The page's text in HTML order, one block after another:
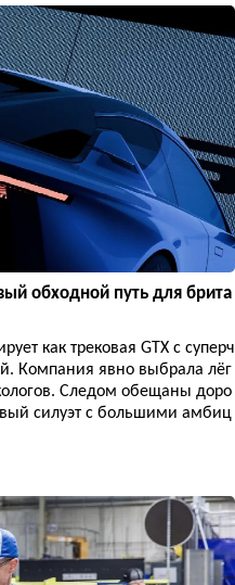
обходной путь для брита
как трековая GTX с суперч
Компания явно выбрала лёг
Следом обещаны доро
силуэт с большими амбиц